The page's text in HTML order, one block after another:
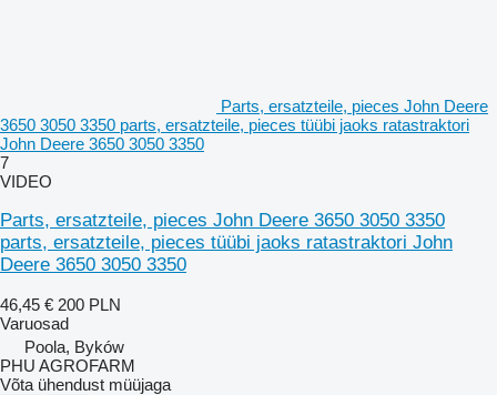
Parts, ersatzteile, pieces John Deere
3650 3050 3350 parts, ersatzteile, pieces tüübi jaoks ratastraktori
John Deere 3650 3050 3350
7
VIDEO
Parts, ersatzteile, pieces John Deere 3650 3050 3350
parts, ersatzteile, pieces tüübi jaoks ratastraktori John
Deere 3650 3050 3350
46,45 € 200 PLN
Varuosad
Poola, Byków
PHU AGROFARM
Võta ühendust müüjaga